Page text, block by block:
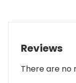
Reviews
There are no